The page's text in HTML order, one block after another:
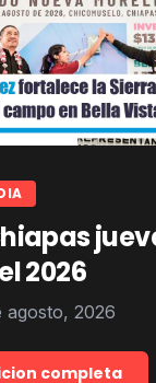
2026
agosto, 2026
completa